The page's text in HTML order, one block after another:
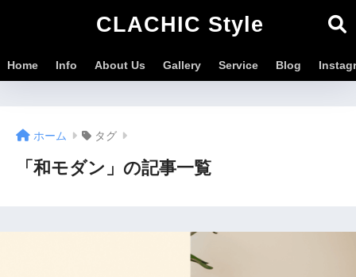
CLACHIC Style
Home Info About Us Gallery Service Blog
ホーム タグ
「和モダン」の記事一覧